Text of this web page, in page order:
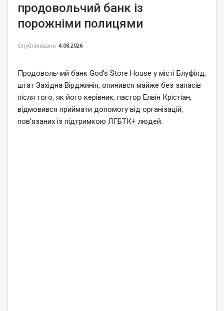
продовольчий банк із
порожніми полицями
Опубліковано 4.08.2026
Продовольчий банк God’s Store House у місті Блуфілд,
штат Західна Вірджинія, опинився майже без запасів
після того, як його керівник, пастор Елвін Крістіан,
відмовився приймати допомогу від організацій,
пов’язаних із підтримкою ЛГБТК+ людей.